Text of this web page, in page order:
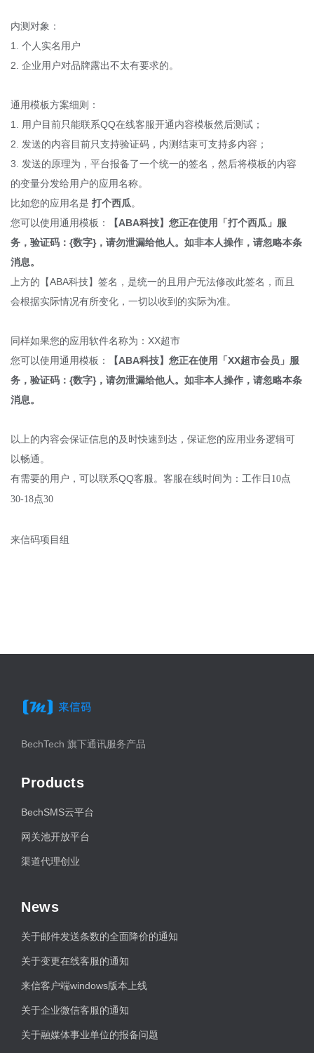
内测对象：
1. 个人实名用户
2. 企业用户对品牌露出不太有要求的。
通用模板方案细则：
1. 用户目前只能联系QQ在线客服开通内容模板然后测试；
2. 发送的内容目前只支持验证码，内测结束可支持多内容；
3. 发送的原理为，平台报备了一个统一的签名，然后将模板的内容
的变量分发给用户的应用名称。
比如您的应用名是 打个西瓜。
您可以使用通用模板：
【ABA科技】 您正在使用「打个西瓜」服
务，验证码：{数字}，请勿泄漏给他人。如非本人操作，请忽略本条
消息。
上方的【ABA科技】签名，是统一的且用户无法修改此签名，而且
会根据实际情况有所变化，一切以收到的实际为准。
同样如果您的应用软件名称为：XX超市
您可以使用通用模板：
【ABA科技】 您正在使用「XX超市会员」服
务，验证码：{数字}，请勿泄漏给他人。如非本人操作，请忽略本条
消息。
以上的内容会保证信息的及时快速到达，保证您的应用业务逻辑可
以畅通。
有需要的用户，可以联系QQ客服。客服在线时间为：工作日 10点
30-18点30
来信码项目组
BechTech 旗下通讯服务产品
Products
BechSMS云平台
网关池开放平台
渠道代理创业
News
关于邮件发送条数的全面降价的通知
关于变更在线客服的通知
来信客户端windows版本上线
关于企业微信客服的通知
关于融媒体事业单位的报备问题